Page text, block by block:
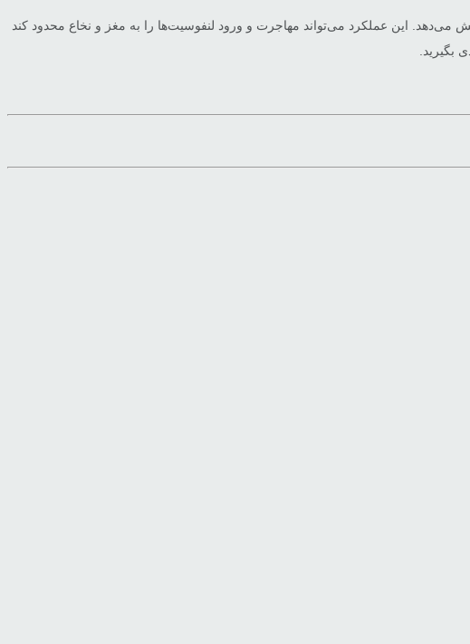
این عملکرد می‌تواند مهاجرت و ورود لنفوسیت‌ها را به مغز و نخاع محدود کند
بگیرید.